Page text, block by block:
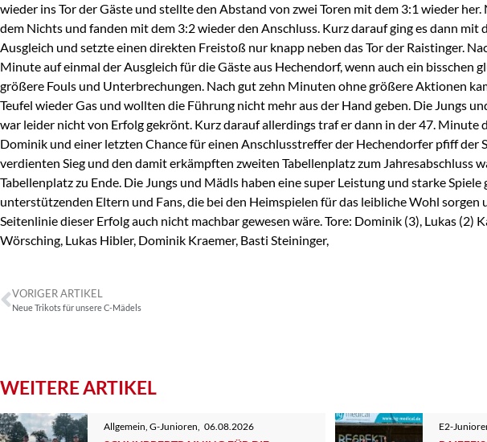
wieder ins Tor der Gäste und stellte den Abstand von zwei Toren mit dem 3:1 wieder
dem Nichts und fanden mit dem 3:2 wieder den Anschluss. Kurz darauf ging es dann
Ausgleich und setzte einen direkten Freistoß nur knapp neben das Tor der Raistinger.
Minute auf einmal der Ausgleich für die Gäste aus Hechendorf, wenn auch ein bisschen
größere Fouls und Unterbrechungen. Nach gut zehn Minuten ohne größere Aktionen
Teufel wieder Gas und wollten die Führung nicht mehr aus der Hand geben. Die Jungs
war leider nicht von Erfolg gekrönt. Kurz darauf allerdings traf er dann in der 47.
Dominik und einer letzten Chance für einen Anschlusstreffer der Hechendorfer pfiff der
verdienten Sieg und den damit erkämpften zweiten Tabellenplatz zum
Tabellenplatz zu Ende. Die Jungs und Mädls haben eine super Leistung und starke
unterstützenden Eltern und Fans, die bei den Heimspielen für das leibliche Wohl
Seitenlinie dieser Erfolg auch nicht machbar gewesen wäre. Tore: Dominik (3), Lukas
Wörsching, Lukas Hibler, Dominik Kraemer, Basti Steininger,
VORIGER ARTIKEL
Neue Trikots für unsere C-Mädels
WEITERE ARTIKEL
Allgemein,G-Junioren, 06.08.2026 E2-